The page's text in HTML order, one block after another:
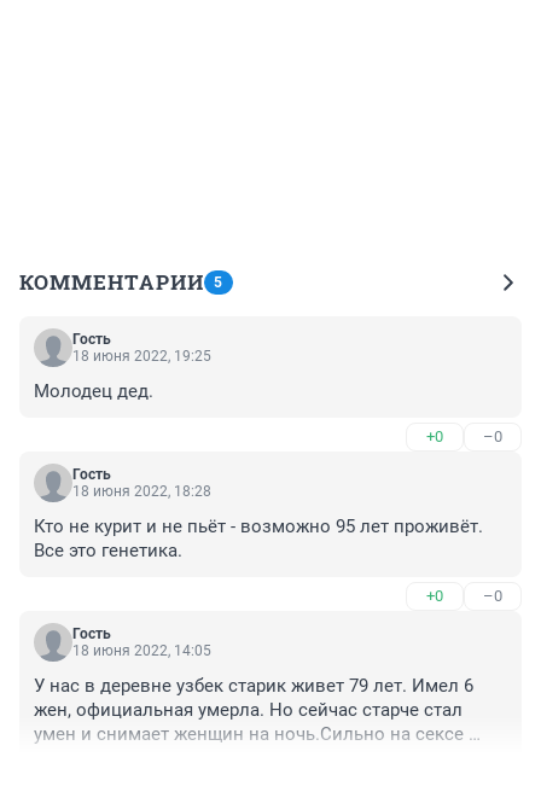
КОММЕНТАРИИ 5
Гость
18 июня 2022, 19:25
Молодец дед.
+0 –0
Гость
18 июня 2022, 18:28
Кто не курит и не пьёт - возможно 95 лет проживёт.
Все это генетика.
+0 –0
Гость
18 июня 2022, 14:05
У нас в деревне узбек старик живет 79 лет. Имел 6
жен, официальная умерла. Но сейчас старче стал
умен и снимает женщин на ночь.Сильно на сексе